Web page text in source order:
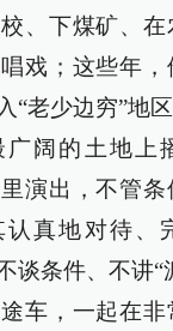
、下煤矿、
戏；这些年
“老少边穷”地
广阔的土地上
演出，不管
认真地对待、
谈条件、不讲“
车，一起在